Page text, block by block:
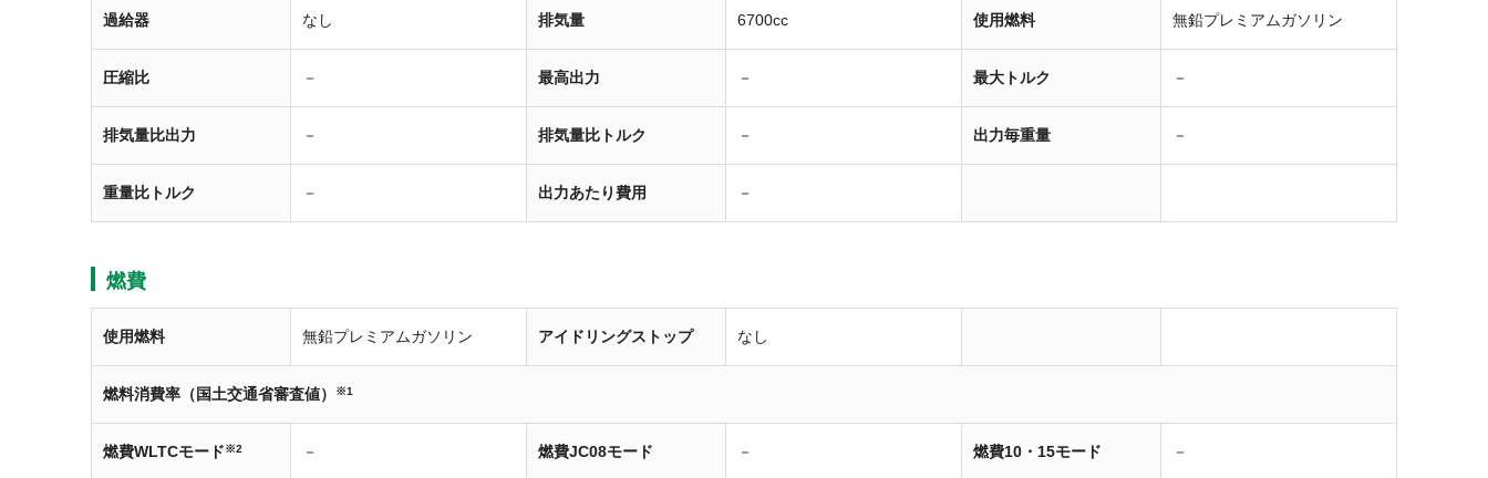
過給器 なし 排気量 6700cc 使用燃料 無鉛プレミアムガソリン
圧縮比 － 最高出力 － 最大トルク －
排気量比出力 － 排気量比トルク － 出力毎重量 －
重量比トルク － 出力あたり費用 －
燃費
使用燃料 無鉛プレミアムガソリン アイドリングストップ なし
燃料消費率（国土交通省審査値） ※1
燃費WLTCモード※2 － 燃費JC08モード － 燃費10・15モード －